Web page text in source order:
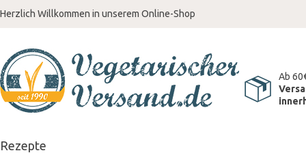
Herzlich Willkommen in unserem Online-Shop
Ab
Rezepte